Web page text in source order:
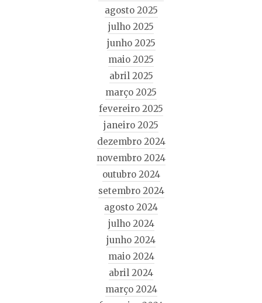
agosto 2025
julho 2025
junho 2025
maio 2025
abril 2025
março 2025
fevereiro 2025
janeiro 2025
dezembro 2024
novembro 2024
outubro 2024
setembro 2024
agosto 2024
julho 2024
junho 2024
maio 2024
abril 2024
março 2024